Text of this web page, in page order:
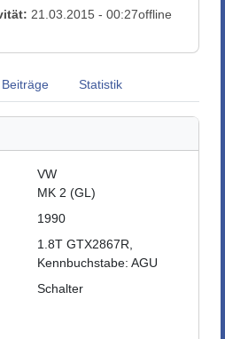
21.03.2015 - 00:27offline
Beiträge Statistik
VW
MK 2 (GL)
1990
1.8T GTX2867R,
Kennbuchstabe: AGU
Schalter